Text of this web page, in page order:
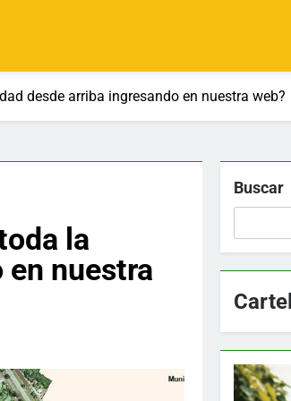
desde arriba ingresando en nuestra web?
la
en nuestra
Buscar